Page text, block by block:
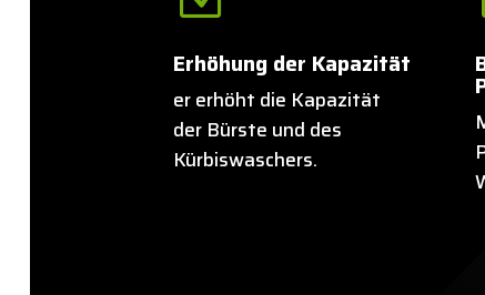
Erhöhung der Kapazität
er erhöht die Kapazität
der Bürste und des
Kürbiswaschers.